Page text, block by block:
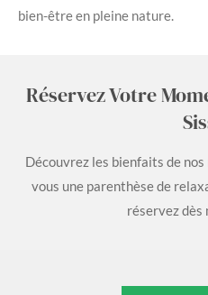
bien-être en pleine nature.
Réservez Votre
Découvrez les bienfaits de
vous une parenthèse de
réservez dès